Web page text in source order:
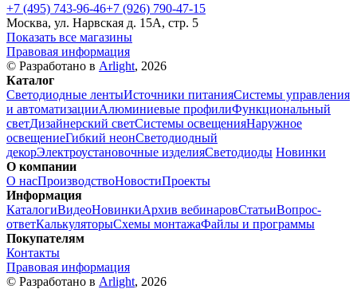
+7 (495) 743-96-46+7 (926) 790-47-15
Москва, ул. Нарвская д. 15А, стр. 5
Показать все магазины
Правовая информация
© Разработано в Arlight, 2026
Каталог
Светодиодные лентыИсточники питанияСистемы управления
и автоматизацииАлюминиевые профилиФункциональный
светДизайнерский светСистемы освещенияНаружное
освещениеГибкий неонСветодиодный
декорЭлектроустановочные изделияСветодиоды Новинки
О компании
О насПроизводствоНовостиПроекты
Информация
КаталогиВидеоНовинкиАрхив вебинаровСтатьиВопрос-
ответКалькуляторыСхемы монтажаФайлы и программы
Покупателям
Контакты
Правовая информация
© Разработано в Arlight, 2026